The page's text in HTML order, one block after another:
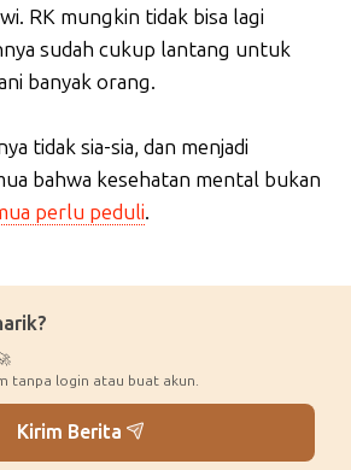
RK mungkin tidak bisa lagi
sudah cukup lantang untuk
banyak orang.
tidak sia-sia, dan menjadi
bahwa kesehatan mental bukan
perlu peduli.
tanpa login atau buat akun.
Kirim Berita